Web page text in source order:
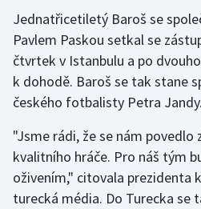
Dostihy
Florbal
Golf
Gymnastika
Jednatřicetiletý Baroš se
Pavlem Paskou setkal se
čtvrtek v Istanbulu a po
k dohodě. Baroš se tak stane
českého fotbalisty Petra Jandy.
"Jsme rádi, že se nám
kvalitního hráče. Pro náš tým
oživením," citovala prezidenta
turecká média. Do Turecka se